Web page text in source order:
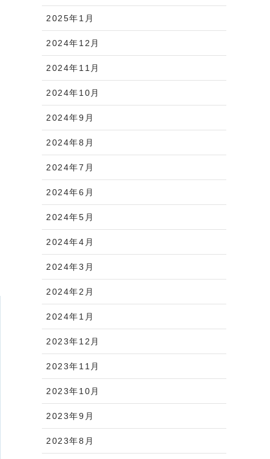
2025年1月
2024年12月
2024年11月
2024年10月
2024年9月
2024年8月
2024年7月
2024年6月
2024年5月
2024年4月
2024年3月
2024年2月
2024年1月
2023年12月
2023年11月
2023年10月
2023年9月
2023年8月